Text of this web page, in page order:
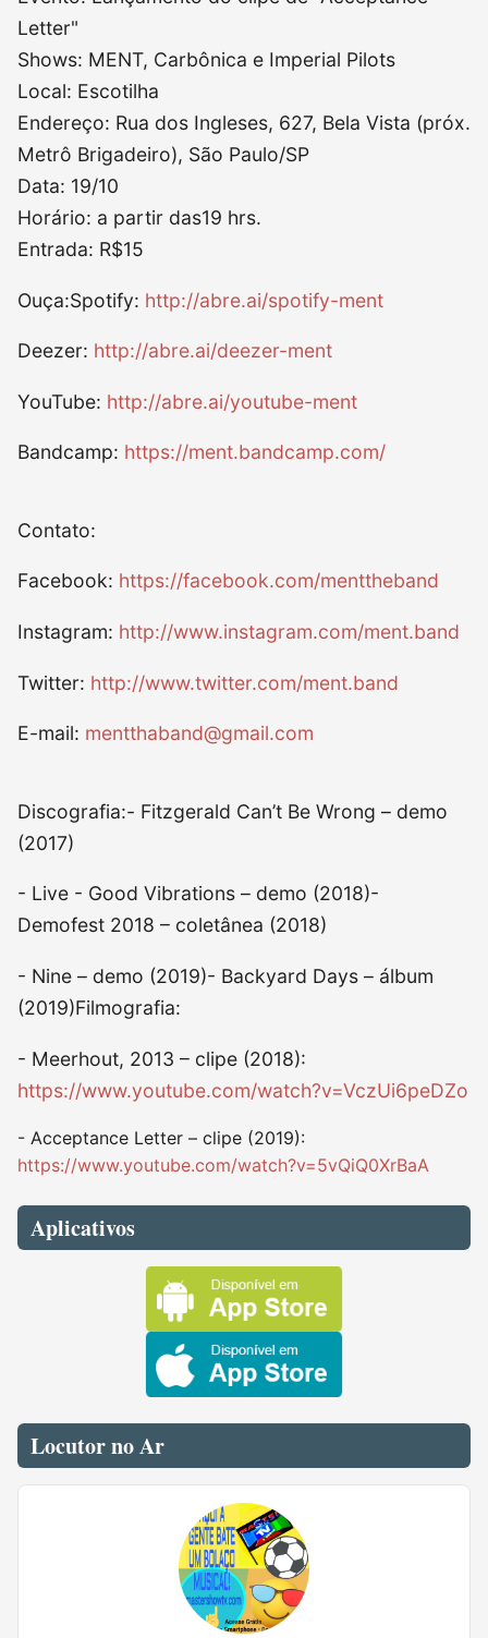
Letter"
Shows: MENT, Carbônica e Imperial Pilots
Local: Escotilha
Endereço: Rua dos Ingleses, 627, Bela Vista (próx.
Metrô Brigadeiro), São Paulo/SP
Data: 19/10
Horário: a partir das19 hrs.
Entrada: R$15
Ouça:Spotify: http://abre.ai/spotify-ment
Deezer: http://abre.ai/deezer-ment
YouTube: http://abre.ai/youtube-ment
Bandcamp: https://ment.bandcamp.com/
Contato:
Facebook: https://facebook.com/menttheband
Instagram: http://www.instagram.com/ment.band
Twitter: http://www.twitter.com/ment.band
E-mail: mentthaband@gmail.com
Discografia:- Fitzgerald Can’t Be Wrong – demo
(2017)
- Live - Good Vibrations – demo (2018)-
Demofest 2018 – coletânea (2018)
- Nine – demo (2019)- Backyard Days – álbum
(2019)Filmografia:
- Meerhout, 2013 – clipe (2018):
https://www.youtube.com/watch?v=VczUi6peDZo
- Acceptance Letter – clipe (2019):
https://www.youtube.com/watch?v=5vQiQ0XrBaA
Aplicativos
Locutor no Ar